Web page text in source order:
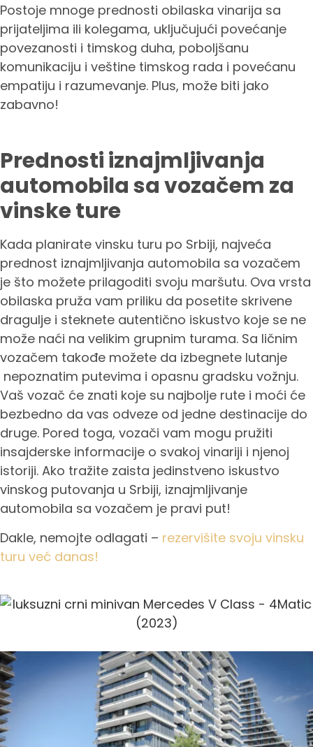
Postoje mnoge prednosti obilaska vinarija sa
prijateljima ili kolegama, uključujući povećanje
povezanosti i timskog duha, poboljšanu
komunikaciju i veštine timskog rada i povećanu
empatiju i razumevanje. Plus, može biti jako
zabavno!
Prednosti iznajmljivanja
automobila sa vozačem za
vinske ture
Kada planirate vinsku turu po Srbiji, najveća
prednost iznajmljivanja automobila sa vozačem
je što možete prilagoditi svoju maršutu. Ova vrsta
obilaska pruža vam priliku da posetite skrivene
dragulje i steknete autentično iskustvo koje se ne
može naći na velikim grupnim turama. Sa ličnim
vozačem takođe možete da izbegnete lutanje
nepoznatim putevima i opasnu gradsku vožnju.
Vaš vozač će znati koje su najbolje rute i moći će
bezbedno da vas odveze od jedne destinacije do
druge. Pored toga, vozači vam mogu pružiti
insajderske informacije o svakoj vinariji i njenoj
istoriji. Ako tražite zaista jedinstveno iskustvo
vinskog putovanja u Srbiji, iznajmljivanje
automobila sa vozačem je pravi put!
Dakle, nemojte odlagati – rezervišite svoju vinsku
turu već danas!